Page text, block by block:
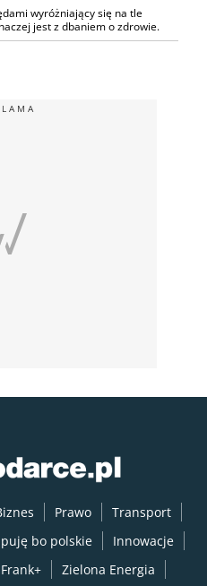
wyróżniający się na tle
jest z dbaniem o zdrowie.
Prawo
Transport
bo polskie
Innowacje
Frank+ Zielona Energia